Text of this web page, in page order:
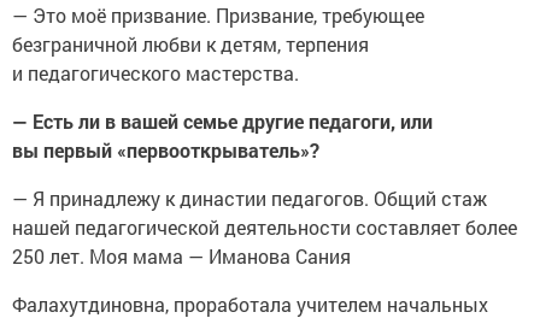
— Это моё призвание. Призвание, требующее
безграничной любви к детям, терпения
и педагогического мастерства.
— Есть ли в вашей семье другие педагоги, или
вы первый «первооткрыватель»?
— Я принадлежу к династии педагогов. Общий стаж
нашей педагогической деятельности составляет более
250 лет. Моя мама — Иманова Сания
Фалахутдиновна, проработала учителем начальных